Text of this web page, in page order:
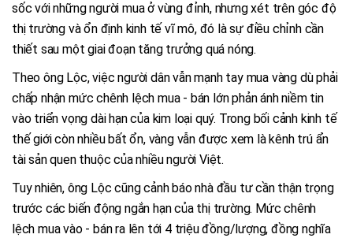
sốc với những người mua ở vùng đỉnh, nhưng xét trên góc độ
thị trường và ổn định kinh tế vĩ mô, đó là sự điều chỉnh cần
thiết sau một giai đoạn tăng trưởng quá nóng.
Theo ông Lộc, việc người dân vẫn mạnh tay mua vàng dù phải
chấp nhận mức chênh lệch mua - bán lớn phản ánh niềm tin
vào triển vọng dài hạn của kim loại quý. Trong bối cảnh kinh tế
thế giới còn nhiều bất ổn, vàng vẫn được xem là kênh trú ẩn
tài sản quen thuộc của nhiều người Việt.
Tuy nhiên, ông Lộc cũng cảnh báo nhà đầu tư cần thận trọng
trước các biến động ngắn hạn của thị trường. Mức chênh
lệch mua vào - bán ra lên tới 4 triệu đồng/lượng, đồng nghĩa